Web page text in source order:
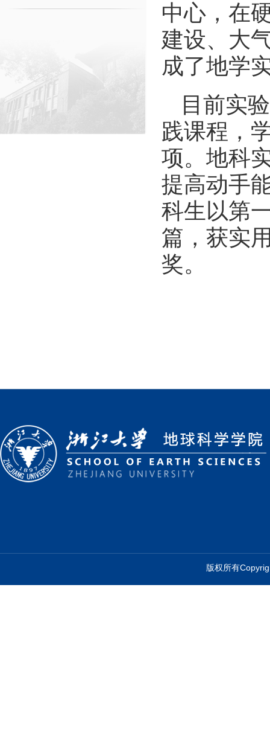
中心，在
建设、大
成了地学
目前实
践课程，
项。地科
提高动手
科生以第
篇，获实
奖。
版权所有